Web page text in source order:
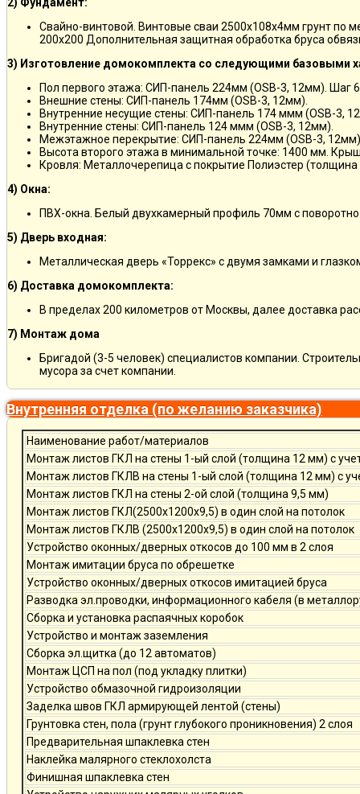
2) Фундамент:
Свайно-винтовой. Винтовые сваи 2500х108х4мм грунт по
200х200 Дополнительная защитная обработка бруса
3) Изготовление домокомплекта со следующими базовыми
Пол первого этажа: СИП-панель 224мм (OSB-3, 12мм). Шаг
Внешние стены: СИП-панель 174мм (OSB-3, 12мм).
Внутренние несущие стены: СИП-панель 174 ммм (OSB-3,
Внутренние стены: СИП-панель 124 ммм (OSB-3, 12мм).
Межэтажное перекрытие: СИП-панель 224мм (OSB-3,
Высота второго этажа в минимальной точке: 1400 мм.
Кровля: Металлочерепица с покрытие Полиэстер
4) Окна:
ПВХ-окна. Белый двухкамерный профиль 70мм с
5) Дверь входная:
Металлическая дверь «Торрекс» с двумя замками и
6) Доставка домокомплекта:
В пределах 200 километров от Москвы, далее доставка
7) Монтаж дома
Бригадой (3-5 человек) специалистов компании.
мусора за счет компании.
Внутренняя отделка (по желанию заказчика)
Наименование работ/материалов
Монтаж листов ГКЛ на стены 1-ый слой (толщина 12 мм) с
Монтаж листов ГКЛВ на стены 1-ый слой (толщина 12 мм) с
Монтаж листов ГКЛ на стены 2-ой слой (толщина 9,5 мм)
Монтаж листов ГКЛ(2500х1200х9,5) в один слой на потолок
Монтаж листов ГКЛВ (2500х1200х9,5) в один слой на потолок
Устройство оконных/дверных откосов до 100 мм в 2 слоя
Монтаж имитации бруса по обрешетке
Устройство оконных/дверных откосов имитацией бруса
Разводка эл.проводки, информационного кабеля (в
Сборка и установка распаячных коробок
Устройство и монтаж заземления
Сборка эл.щитка (до 12 автоматов)
Монтаж ЦСП на пол (под укладку плитки)
Устройство обмазочной гидроизоляции
Заделка швов ГКЛ армирующей лентой (стены)
Грунтовка стен, пола (грунт глубокого проникновения) 2 слоя
Предварительная шпаклевка стен
Наклейка малярного стеклохолста
Финишная шпаклевка стен